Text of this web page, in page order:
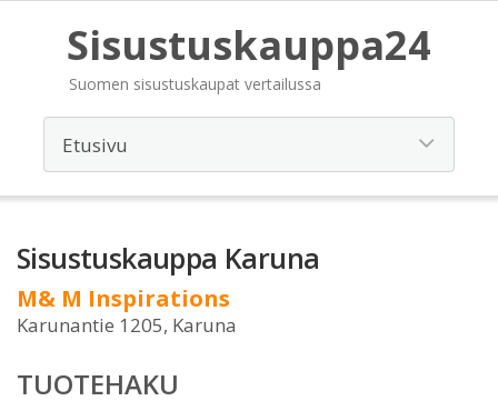
Sisustuskauppa24
Suomen sisustuskaupat vertailussa
Sisustuskauppa Karuna
M& M Inspirations
Karunantie 1205, Karuna
TUOTEHAKU